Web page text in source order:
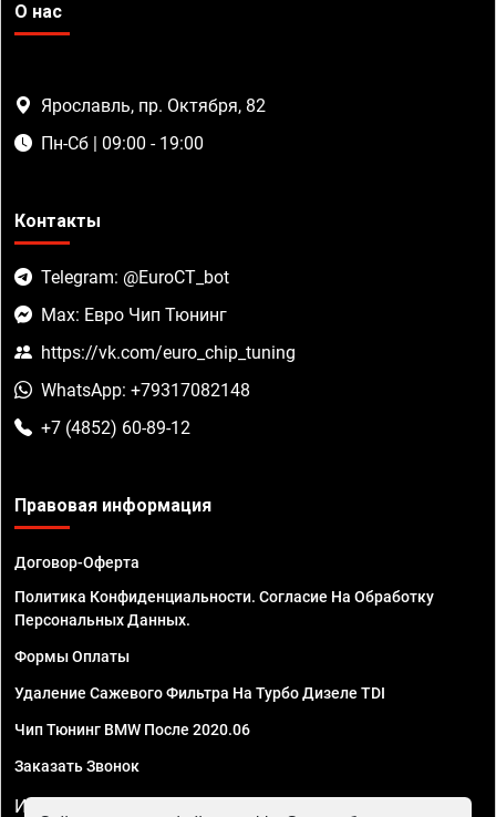
О нас
Ярославль, пр. Октября, 82
Пн-Сб | 09:00 - 19:00
Контакты
Telegram: @EuroCT_bot
Max: Евро Чип Тюнинг
https://vk.com/euro_chip_tuning
WhatsApp: +79317082148
+7 (4852) 60-89-12
Правовая информация
Договор-Оферта
Политика Конфиденциальности. Согласие На Обработку
Персональных Данных.
Формы Оплаты
Удаление Сажевого Фильтра На Турбо Дизеле TDI
Чип Тюнинг BMW После 2020.06
Заказать Звонок
ИП Смирнов Георгий Павлович. ИНН 781302555843,